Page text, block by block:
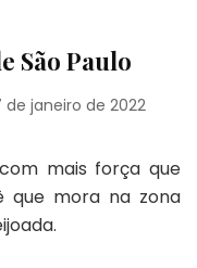
São Paulo
de janeiro de 2022
mais força que
que mora na zona